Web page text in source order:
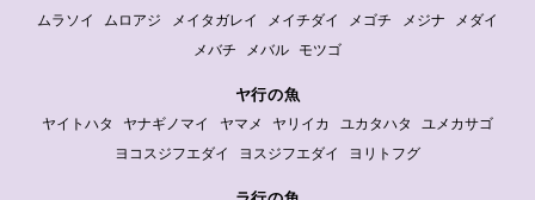
ムラソイ
ムロアジ メイタガレイ メイチダイ メゴチ メジナ
メダイ
メバチ
メバル モツゴ
ヤ行の魚
ヤイトハタ ヤナギノマイ ヤマメ ヤリイカ ユカタハタ
ユメカサゴ
ヨコスジフエダイ
ヨスジフエダイ ヨリトフグ